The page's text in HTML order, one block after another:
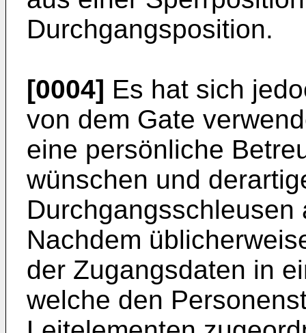
Durchgangsposition.
[0004] Es hat sich
von dem Gate
eine persönliche
wünschen und
Nachdem
der Zugangsdaten in
welche den